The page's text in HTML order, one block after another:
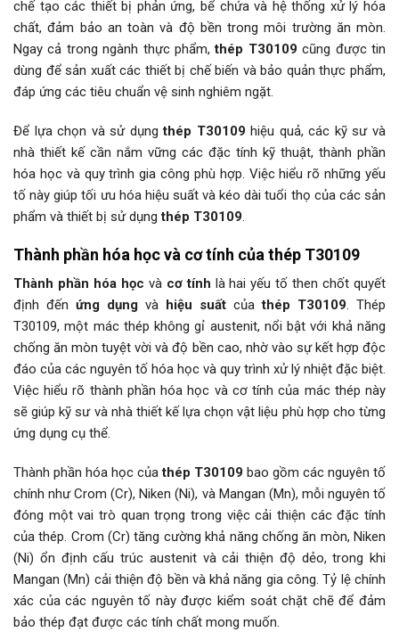
chế tạo các thiết bị phản ứng, bể chứa và hệ thống xử lý hóa
chất, đảm bảo an toàn và độ bền trong môi trường ăn mòn.
Ngay cả trong ngành thực phẩm,thép T30109 cũng được tin
dùng để sản xuất các thiết bị chế biến và bảo quản thực phẩm,
đáp ứng các tiêu chuẩn vệ sinh nghiêm ngặt.
Để lựa chọn và sử dụngthép T30109 hiệu quả, các kỹ sư và
nhà thiết kế cần nắm vững các đặc tính kỹ thuật, thành phần
hóa học và quy trình gia công phù hợp. Việc hiểu rõ những yếu
tố này giúp tối ưu hóa hiệu suất và kéo dài tuổi thọ của các sản
phẩm và thiết bị sử dụngthép T30109.
Thành phần hóa học và cơ tính của thép T30109
Thành phần hóa học và cơ tính là hai yếu tố then chốt quyết
định đến ứng dụng và hiệu suất củathép T30109. Thép
T30109, một mác thép không gỉ austenit, nổi bật với khả năng
chống ăn mòn tuyệt vời và độ bền cao, nhờ vào sự kết hợp độc
đáo của các nguyên tố hóa học và quy trình xử lý nhiệt đặc biệt.
Việc hiểu rõ thành phần hóa học và cơ tính của mác thép này
sẽ giúp kỹ sư và nhà thiết kế lựa chọn vật liệu phù hợp cho từng
ứng dụng cụ thể.
Thành phần hóa học củathép T30109 bao gồm các nguyên tố
chính như Crom (Cr), Niken (Ni), và Mangan (Mn), mỗi nguyên tố
đóng một vai trò quan trọng trong việc cải thiện các đặc tính
của thép. Crom (Cr) tăng cường khả năng chống ăn mòn, Niken
(Ni) ổn định cấu trúc austenit và cải thiện độ dẻo, trong khi
Mangan (Mn) cải thiện độ bền và khả năng gia công. Tỷ lệ chính
xác của các nguyên tố này được kiểm soát chặt chẽ để đảm
bảo thép đạt được các tính chất mong muốn.